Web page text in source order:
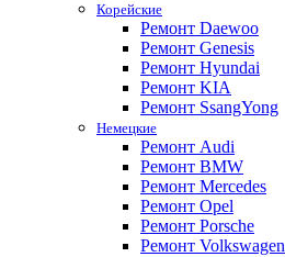
Корейские
Ремонт Daewoo
Ремонт Genesis
Ремонт Hyundai
Ремонт KIA
Ремонт SsangYong
Немецкие
Ремонт Audi
Ремонт BMW
Ремонт Mercedes
Ремонт Opel
Ремонт Porsche
Ремонт Volkswagen